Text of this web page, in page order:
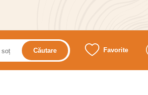
Căutare Favorite